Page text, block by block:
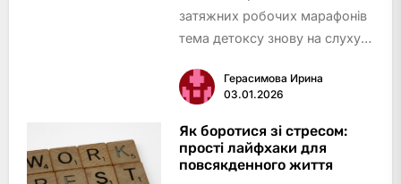
затяжних робочих марафонів
тема детоксу знову на слуху:
хтось кидається у складні
голодування, а інші – скепти…
Герасимова Ирина
03.01.2026
Як боротися зі стресом:
прості лайфхаки для
повсякденного життя